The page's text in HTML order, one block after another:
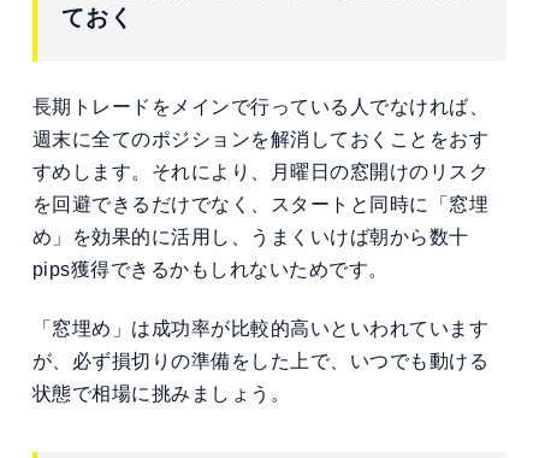
ておく
長期トレードをメインで行っている人でなければ、
週末に全てのポジションを解消しておくことをおす
すめします。それにより、月曜日の窓開けのリスク
を回避できるだけでなく、スタートと同時に「窓埋
め」を効果的に活用し、うまくいけば朝から数十
pips獲得できるかもしれないためです。
「窓埋め」は成功率が比較的高いといわれています
が、必ず損切りの準備をした上で、いつでも動ける
状態で相場に挑みましょう。